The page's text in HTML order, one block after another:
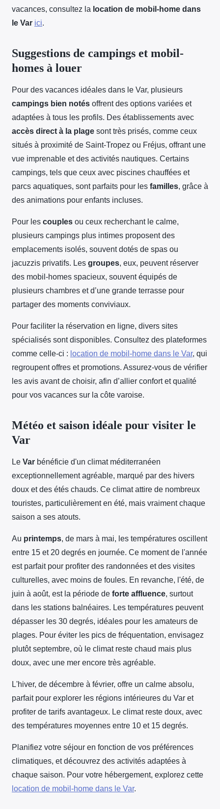
vacances, consultez la location de mobil-home dans
le Var ici.
Suggestions de campings et mobil-
homes à louer
Pour des vacances idéales dans le Var, plusieurs
campings bien notés offrent des options variées et
adaptées à tous les profils. Des établissements avec
accès direct à la plage sont très prisés, comme ceux
situés à proximité de Saint-Tropez ou Fréjus, offrant une
vue imprenable et des activités nautiques. Certains
campings, tels que ceux avec piscines chauffées et
parcs aquatiques, sont parfaits pour les familles, grâce à
des animations pour enfants incluses.
Pour les couples ou ceux recherchant le calme,
plusieurs campings plus intimes proposent des
emplacements isolés, souvent dotés de spas ou
jacuzzis privatifs. Les groupes, eux, peuvent réserver
des mobil-homes spacieux, souvent équipés de
plusieurs chambres et d’une grande terrasse pour
partager des moments conviviaux.
Pour faciliter la réservation en ligne, divers sites
spécialisés sont disponibles. Consultez des plateformes
comme celle-ci : location de mobil-home dans le Var, qui
regroupent offres et promotions. Assurez-vous de vérifier
les avis avant de choisir, afin d’allier confort et qualité
pour vos vacances sur la côte varoise.
Météo et saison idéale pour visiter le
Var
Le Var bénéficie d'un climat méditerranéen
exceptionnellement agréable, marqué par des hivers
doux et des étés chauds. Ce climat attire de nombreux
touristes, particulièrement en été, mais vraiment chaque
saison a ses atouts.
Au printemps, de mars à mai, les températures oscillent
entre 15 et 20 degrés en journée. Ce moment de l'année
est parfait pour profiter des randonnées et des visites
culturelles, avec moins de foules. En revanche, l'été, de
juin à août, est la période de forte affluence, surtout
dans les stations balnéaires. Les températures peuvent
dépasser les 30 degrés, idéales pour les amateurs de
plages. Pour éviter les pics de fréquentation, envisagez
plutôt septembre, où le climat reste chaud mais plus
doux, avec une mer encore très agréable.
L'hiver, de décembre à février, offre un calme absolu,
parfait pour explorer les régions intérieures du Var et
profiter de tarifs avantageux. Le climat reste doux, avec
des températures moyennes entre 10 et 15 degrés.
Planifiez votre séjour en fonction de vos préférences
climatiques, et découvrez des activités adaptées à
chaque saison. Pour votre hébergement, explorez cette
location de mobil-home dans le Var.